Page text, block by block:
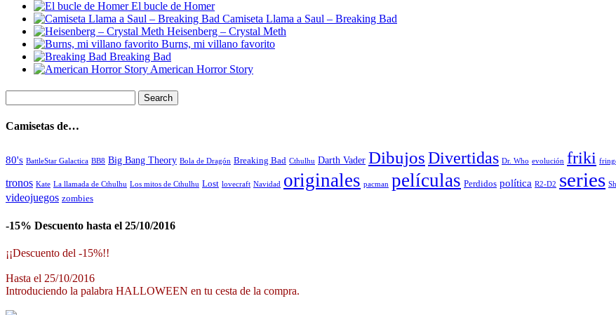
El bucle de Homer
Camiseta Llama a Saul – Breaking Bad
Heisenberg – Crystal Meth
Burns, mi villano favorito
Breaking Bad
American Horror Story
Camisetas de…
80's BattleStar Galactica BB8 Big Bang Theory Bola de Dragón Breaking Bad Cthulhu Darth Vader DibujosDivertidas Dr. Who evolución friki
tronos Kate La llamada de Cthulhu Los mitos de Cthulhu Lost lovecraft Navidad originales pacman películas Perdidos política R2-D2 series
videojuegos zombies
-15% Descuento hasta el 25/10/2016
¡¡Descuento del -15%!!
Hasta el 25/10/2016
Introduciendo la palabra HALLOWEEN en tu cesta de la compra.